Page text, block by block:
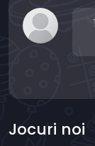
Jocuri noi